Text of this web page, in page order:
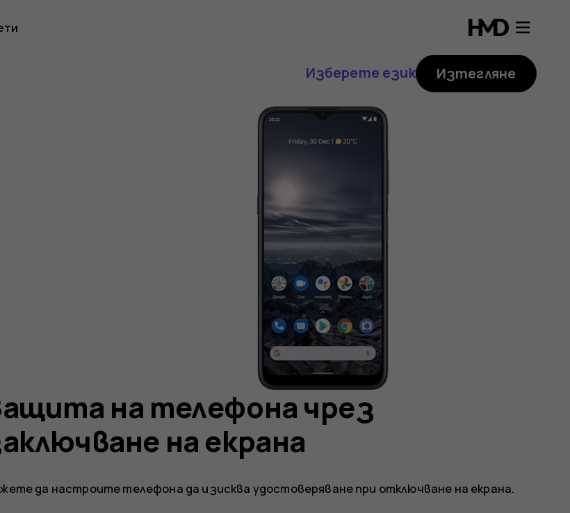
Изберете език Изтегляне
на телефона чрез
на екрана
да настроите телефона да изисква удостоверяване при отключване на екрана.